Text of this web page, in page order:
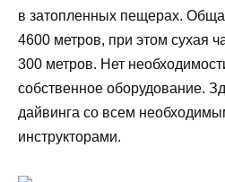
в затопленных пещерах.
4600 метров, при этом сухая
300 метров. Нет
собственное оборудование.
дайвинга со всем
инструкторами.